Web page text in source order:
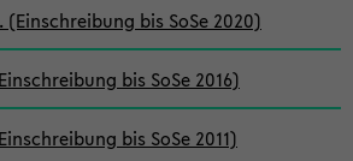
bis SoSe 2020)
bis SoSe 2016)
bis SoSe 2011)